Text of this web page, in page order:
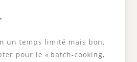
un temps limité mais bon,
pour le « batch-cooking,